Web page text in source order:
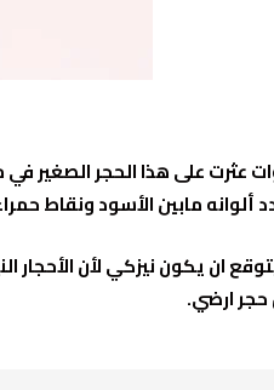
ألوانه مابين الأسود ونقاط
ان يكون نيزكي لأن
حجر ارضي.